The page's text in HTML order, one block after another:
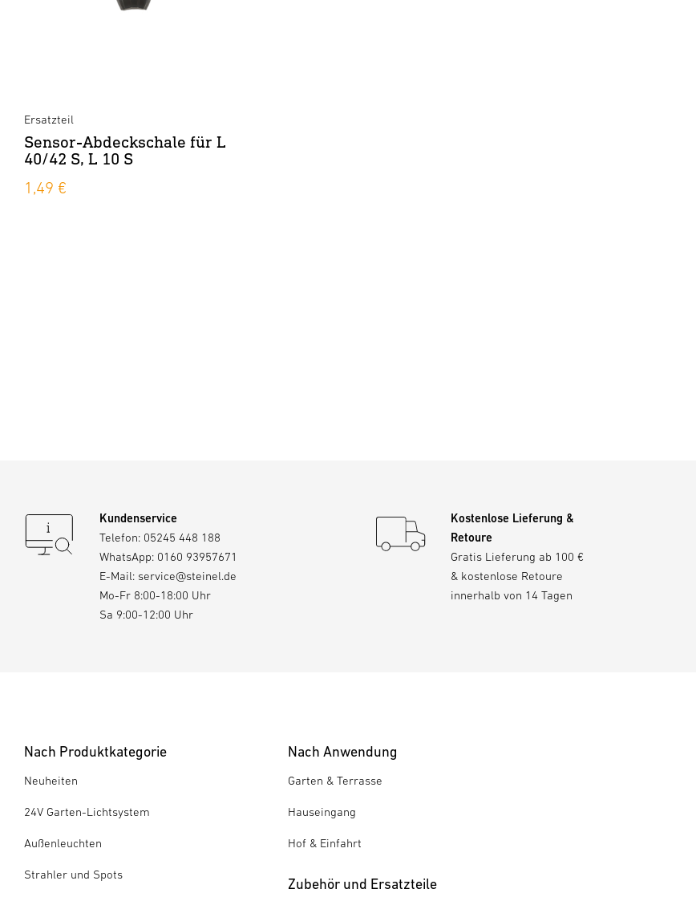
Ersatzteil
Sensor-Abdeckschale für L
40/42 S, L 10 S
1,49 €
Kundenservice
Telefon: 05245 448 188
WhatsApp: 0160 93957671
E-Mail: service@steinel.de
Mo-Fr 8:00-18:00 Uhr
Sa 9:00-12:00 Uhr
Kostenlose Lieferung &
Retoure
Gratis Lieferung ab 100 €
& kostenlose Retoure
innerhalb von 14 Tagen
Nach Produktkategorie
Neuheiten
24V Garten-Lichtsystem
Außenleuchten
Strahler und Spots
Nach Anwendung
Garten & Terrasse
Hauseingang
Hof & Einfahrt
Zubehör und Ersatzteile